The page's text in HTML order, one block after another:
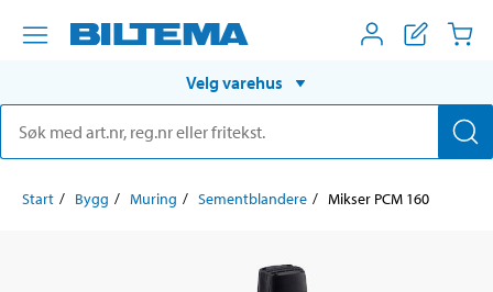
Velg varehus
Start Bygg Muring Sementblandere Mikser PCM 160